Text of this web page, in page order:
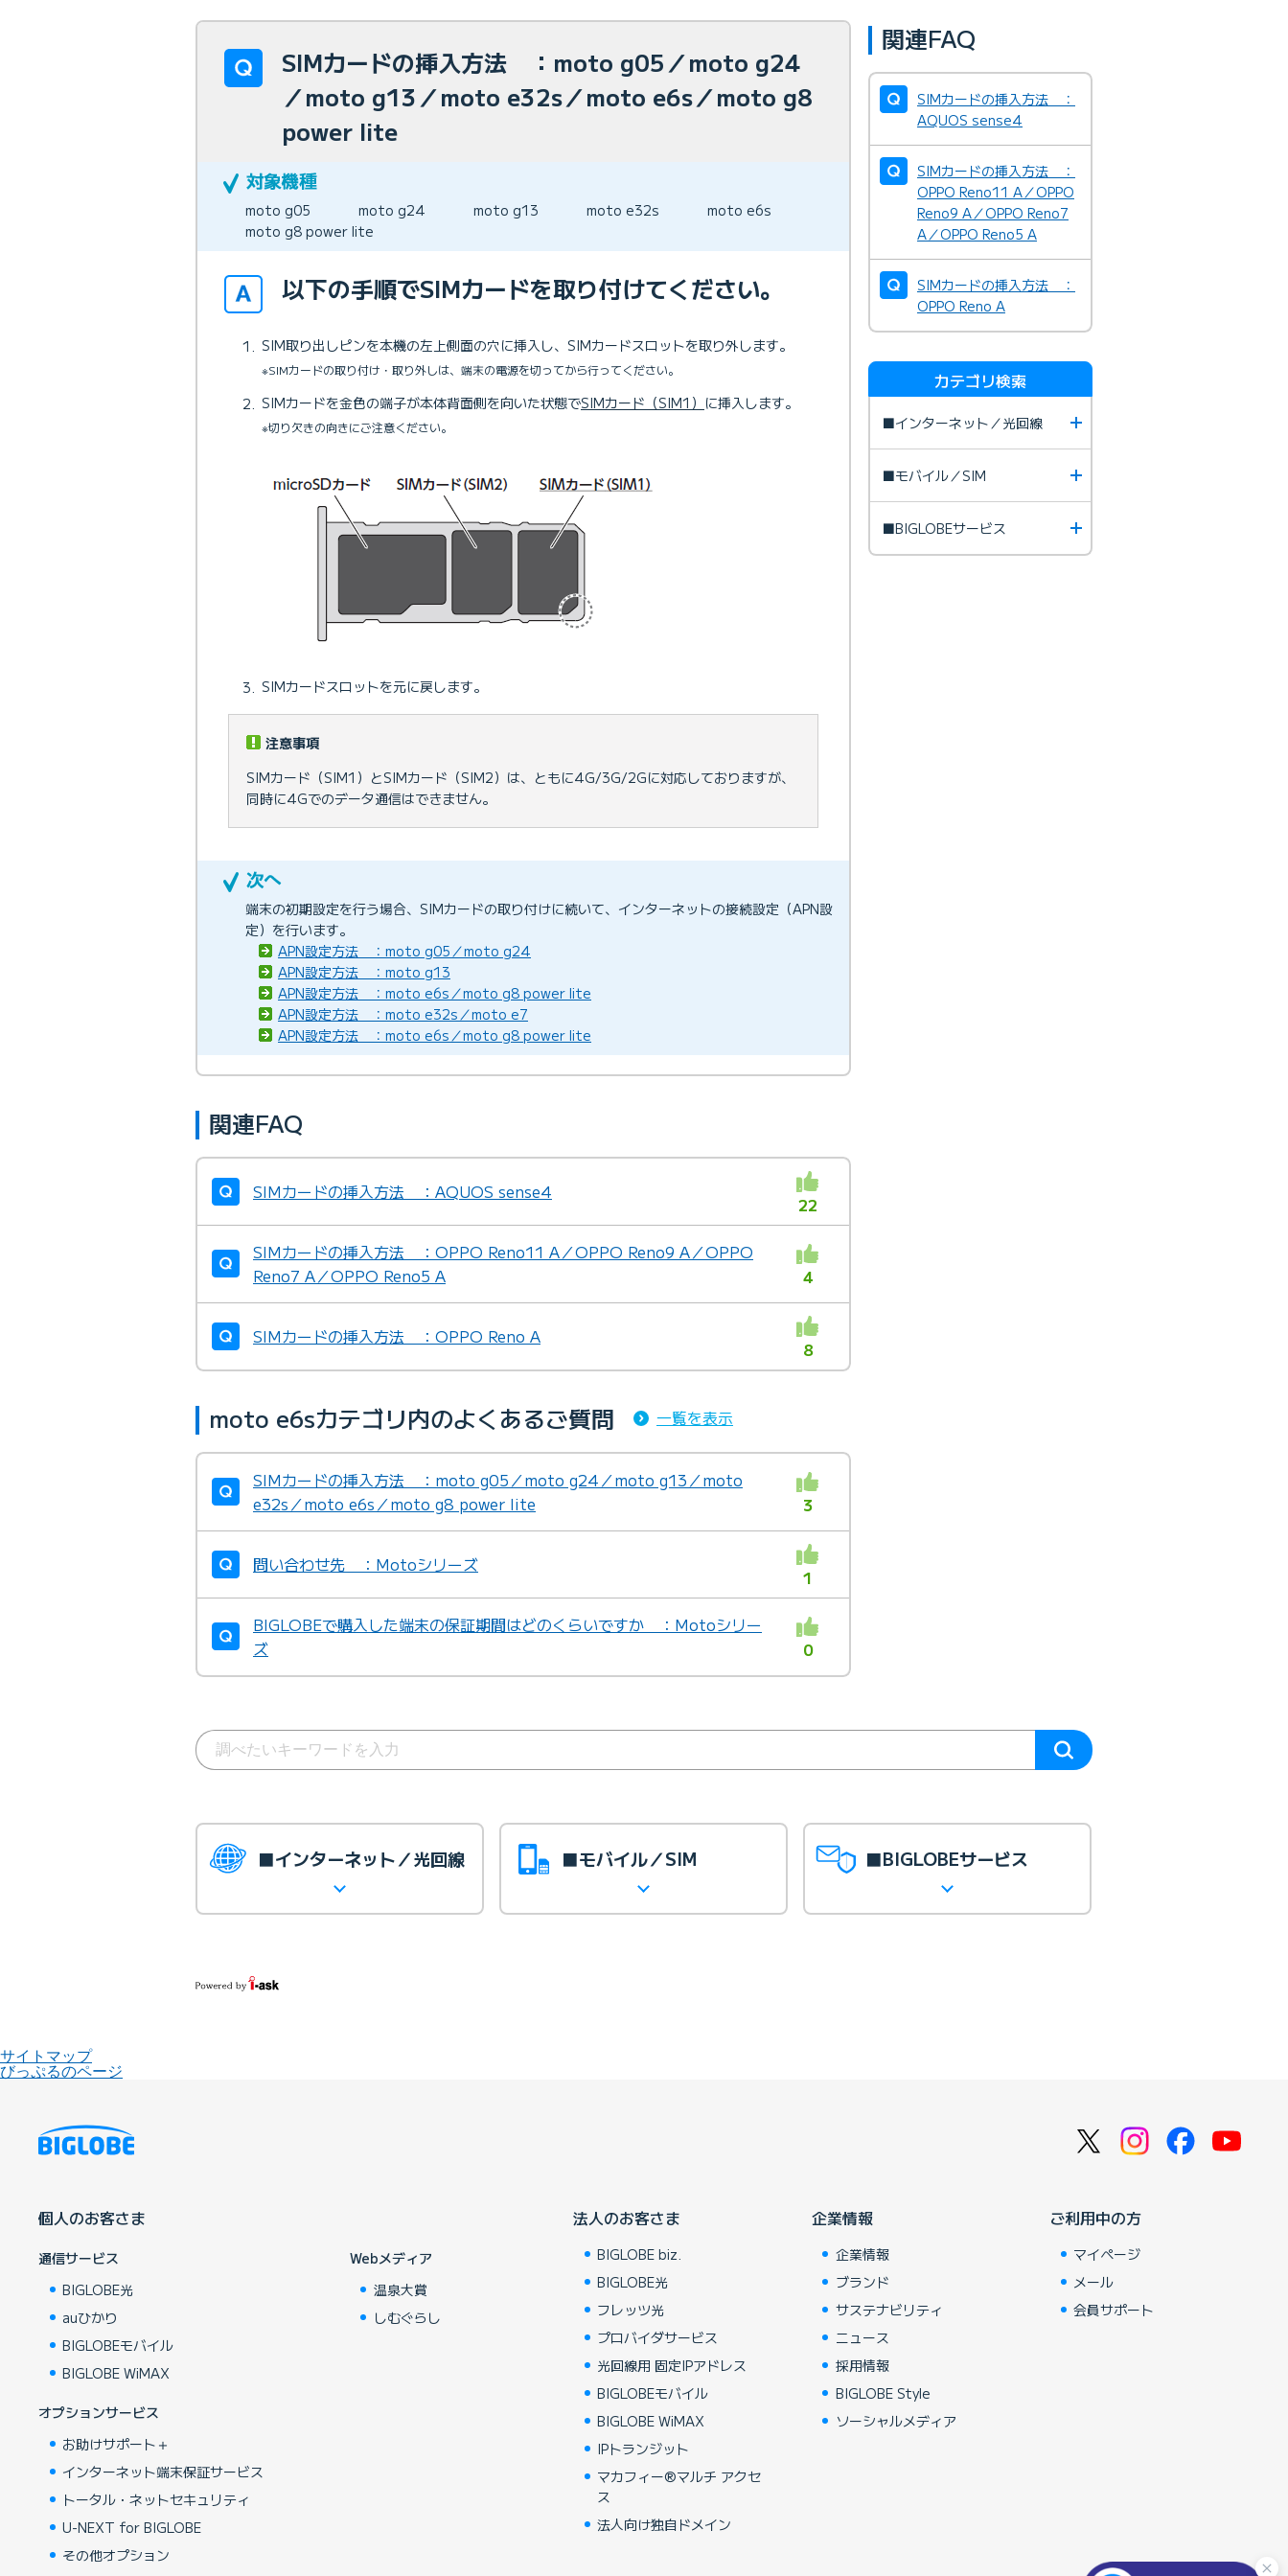
SIMカードの挿入方法 ：moto g05／moto g24
／moto g13／moto e32s／moto e6s／moto g8
power lite
moto g05 moto g24 moto g13 moto e32s
moto e6s
moto g8 power lite
以下の手順でSIMカードを取り付けてください。
SIM取り出しピンを本機の左上側面の穴に挿入し、SIMカードスロットを取り外します。
※SIMカードの取り付け・取り外しは、端末の電源を切ってから行ってください。
SIMカードを金色の端子が本体背面側を向いた状態でSIMカード（SIM1） に挿入します。
※切り欠きの向きにご注意ください。
SIMカードスロットを元に戻します。
注意事項
SIMカード（SIM1）とSIMカード（SIM2）は、ともに4G/3G/2Gに対応しておりますが、
同時に4Gでのデータ通信はできません。
端末の初期設定を行う場合、SIMカードの取り付けに続いて、インターネットの接続設定（APN設
定）を行います。
APN設定方法 ：moto g05／moto g24
APN設定方法 ：moto g13
APN設定方法 ：moto e6s／moto g8 power lite
APN設定方法 ：moto e32s／moto e7
APN設定方法 ：moto e6s／moto g8 power lite
関連FAQ
SIMカードの挿入方法 ：AQUOS sense4
22
SIMカードの挿入方法 ：OPPO Reno11 A／OPPO Reno9 A／OPPO
Reno7 A／OPPO Reno5 A
4
SIMカードの挿入方法 ：OPPO Reno A
8
moto e6sカテゴリ内のよくあるご質問 一覧を表示
SIMカードの挿入方法 ：moto g05／moto g24／moto g13／moto
e32s／moto e6s／moto g8 power lite
3
問い合わせ先 ：Motoシリーズ
1
BIGLOBEで購入した端末の保証期間はどのくらいですか ：Motoシリー
ズ
0
関連FAQ
SIMカードの挿入方法 ：
AQUOS sense4
SIMカードの挿入方法 ：
OPPO Reno11 A／OPPO
Reno9 A／OPPO Reno7
A／OPPO Reno5 A
SIMカードの挿入方法 ：
OPPO Reno A
カテゴリ検索
■インターネット／光回線
■モバイル／SIM
■BIGLOBEサービス
■インターネット／光回線 ■モバイル／SIM ■BIGLOBEサービス
サイトマップ
びっぷるのページ
個人のお客さま
通信サービス
BIGLOBE光
auひかり
BIGLOBEモバイル
BIGLOBE WiMAX
オプションサービス
お助けサポート＋
インターネット端末保証サービス
トータル・ネットセキュリティ
U-NEXT for BIGLOBE
その他オプション
Webメディア
温泉大賞
しむぐらし
法人のお客さま
BIGLOBE biz.
BIGLOBE光
フレッツ光
プロバイダサービス
光回線用 固定IPアドレス
BIGLOBEモバイル
BIGLOBE WiMAX
IPトランジット
マカフィー®マルチ アクセ
ス
法人向け独自ドメイン
企業情報
企業情報
ブランド
サステナビリティ
ニュース
採用情報
BIGLOBE Style
ソーシャルメディア
ご利用中の方
マイページ
メール
会員サポート